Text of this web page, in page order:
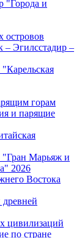
"Города и
островов
– Эгилсстадир –
горам
и парящие
Марьяж и
2026
Востока
цивилизаций
по стране